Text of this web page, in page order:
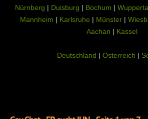
Nürnberg | Duisburg | Bochum |
Mannheim | Karlsruhe | Münster |
Aachan | Kassel
Deutschland | Österreich |